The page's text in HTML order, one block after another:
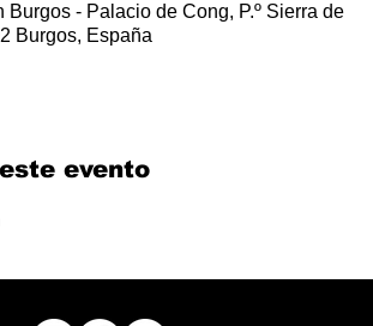
Burgos - Palacio de Cong, P.º Sierra de
Burgos, España
evento